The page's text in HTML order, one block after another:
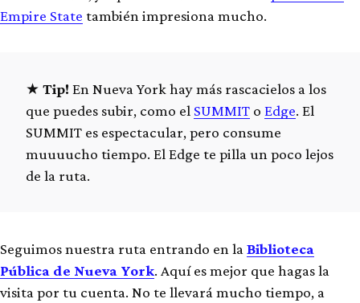
Empire State también impresiona mucho.
Tip! En Nueva York hay más rascacielos a los
que puedes subir, como el SUMMIT o Edge. El
SUMMIT es espectacular, pero consume
muuuucho tiempo. El Edge te pilla un poco lejos
de la ruta.
Seguimos nuestra ruta entrando en la Biblioteca
Pública de Nueva York. Aquí es mejor que hagas la
visita por tu cuenta. No te llevará mucho tiempo, a